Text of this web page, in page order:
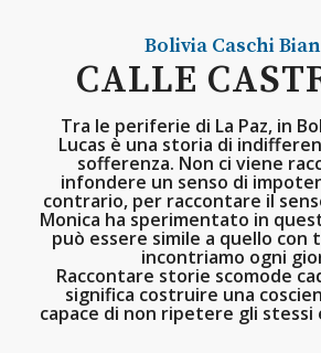
Bolivia Caschi
CALLE
Tra le periferie di La Paz, in
Lucas è una storia di
sofferenza. Non ci viene
infondere un senso di
contrario, per raccontare il
Monica ha sperimentato in
può essere simile a quello con
incontriamo ogni
Raccontare storie scomode
significa costruire una
capace di non ripetere gli